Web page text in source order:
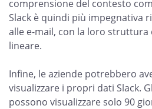
comprensione del contesto
Slack è quindi più impegnativa
alle e-mail, con la loro
lineare.
Infine, le aziende potrebbero
visualizzare i propri dati Slack.
possono visualizzare solo 90